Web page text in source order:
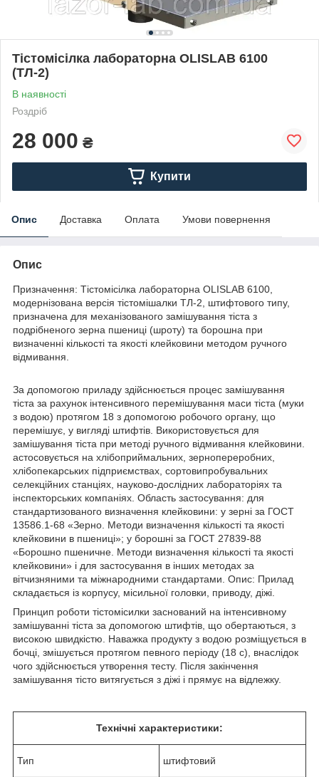
Тістомісілка лабораторна OLISLAB 6100
(ТЛ-2)
В наявності
Роздріб
28 000 ₴
Купити
Опис Доставка Оплата Умови повернення
Опис
Призначення: Тістомісілка лабораторна OLISLAB 6100,
модернізована версія тістомішалки ТЛ-2, штифтового типу,
призначена для механізованого замішування тіста з
подрібненого зерна пшениці (шроту) та борошна при
визначенні кількості та якості клейковини методом ручного
відмивання.
За допомогою приладу здійснюється процес замішування
тіста за рахунок інтенсивного перемішування маси тіста (муки
з водою) протягом 18 з допомогою робочого органу, що
перемішує, у вигляді штифтів. Використовується для
замішування тіста при методі ручного відмивання клейковини.
астосовується на хлібоприймальних, зернопереробних,
хлібопекарських підприємствах, сортовипробувальних
селекційних станціях, науково-дослідних лабораторіях та
інспекторських компаніях. Область застосування: для
стандартизованого визначення клейковини: у зерні за ГОСТ
13586.1-68 «Зерно. Методи визначення кількості та якості
клейковини в пшениці»; у борошні за ГОСТ 27839-88
«Борошно пшеничне. Методи визначення кількості та якості
клейковини» і для застосування в інших методах за
вітчизняними та міжнародними стандартами. Опис: Прилад
складається із корпусу, місильної головки, приводу, діжі.
Принцип роботи тістомісилки заснований на інтенсивному
замішуванні тіста за допомогою штифтів, що обертаються, з
високою швидкістю. Наважка продукту з водою розміщується в
бочці, змішується протягом певного періоду (18 с), внаслідок
чого здійснюється утворення тесту. Після закінчення
замішування тісто витягується з діжі і прямує на відлежку.
Технічні характеристики:
Тип штифтовий